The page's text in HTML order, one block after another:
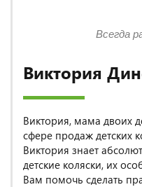
Виктория
Виктория, мама двоих
сфере продаж детских
Виктория знает
детские коляски, их
Вам помочь сделать
Всегда